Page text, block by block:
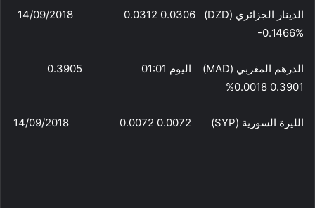
الدينار الجزائري (DZD) 14/09/2018 0.0312 0.0306
-0.1466%
الدرهم المغربي (MAD) اليوم 01:01 0.3905
0.3901 0.0018%
الليرة السورية (SYP) 14/09/2018 0.0072 0.0072